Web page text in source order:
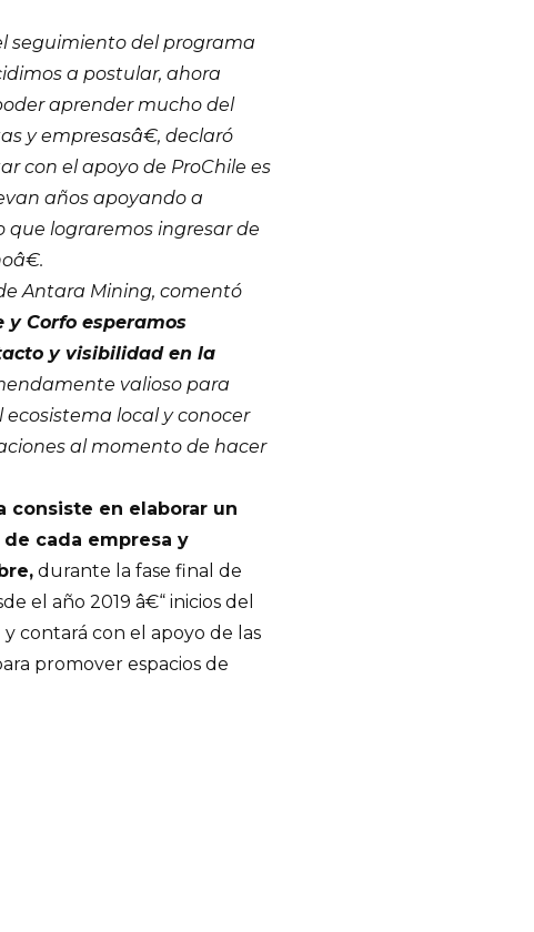
seguimiento del programa
a postular, ahora
aprender mucho del
y empresasâ€, declaró
con el apoyo de ProChile es
años apoyando a
que lograremos ingresar de
Antara Mining, comentó
y Corfo esperamos
y visibilidad en la
valioso para
local y conocer
al momento de hacer
consiste en elaborar un
cada empresa y
durante la fase final de
el año 2019 â€“ inicios del
contará con el apoyo de las
promover espacios de